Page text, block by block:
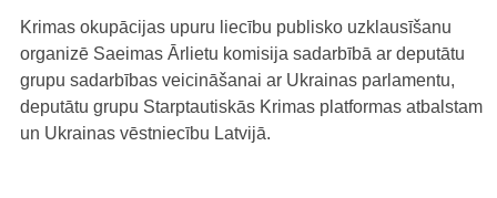
Krimas okupācijas upuru liecību publisko uzklausīšanu
organizē Saeimas Ārlietu komisija sadarbībā ar deputātu
grupu sadarbības veicināšanai ar Ukrainas parlamentu,
deputātu grupu Starptautiskās Krimas platformas atbalstam
un Ukrainas vēstniecību Latvijā.